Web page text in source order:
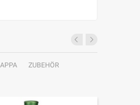
ZUBEHÖR